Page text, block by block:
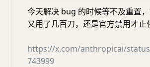
今天解决 bug 的时候等不及重置
又用了几百刀，还是官方禁用才止
https://x.com/anthropicai/
743999